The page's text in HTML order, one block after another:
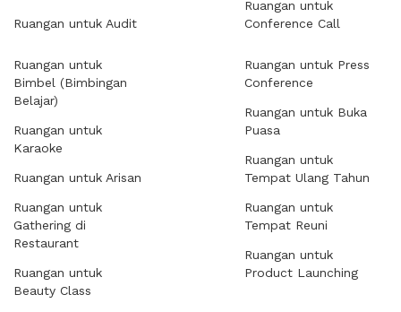
Ruangan untuk Audit
Ruangan untuk
Conference Call
Ruangan untuk
Bimbel (Bimbingan
Belajar)
Ruangan untuk
Karaoke
Ruangan untuk Arisan
Ruangan untuk
Gathering di
Restaurant
Ruangan untuk
Beauty Class
Ruangan untuk Press
Conference
Ruangan untuk Buka
Puasa
Ruangan untuk
Tempat Ulang Tahun
Ruangan untuk
Tempat Reuni
Ruangan untuk
Product Launching